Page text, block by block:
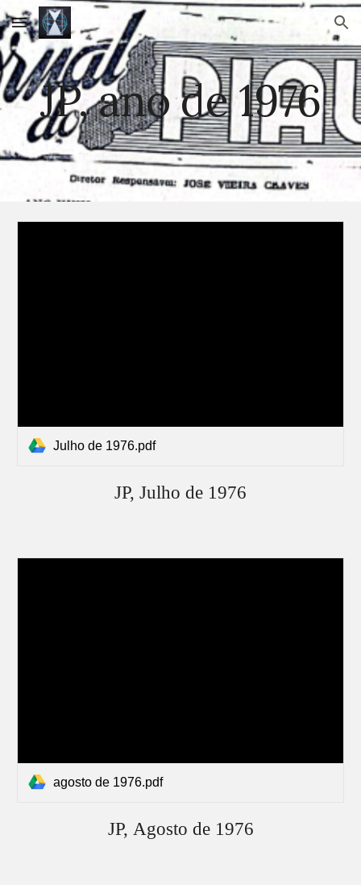
Skip to main content Skip to navigation
JP, ano de 1976
Julho de 1976.pdf
JP, Julho de 1976
agosto de 1976.pdf
JP, Agosto de 1976